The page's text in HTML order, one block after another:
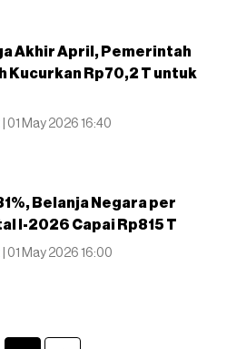
Akhir April, Pemerintah
Kucurkan Rp70,2 T untuk
| 01 May 2026 16:40
Belanja Negara per
I-2026 Capai Rp815 T
| 01 May 2026 16:00